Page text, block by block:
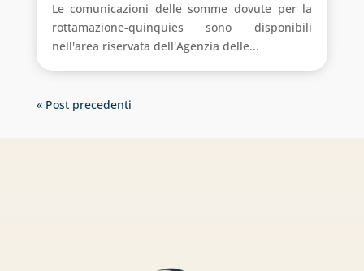
Le comunicazioni delle somme dovute per la
rottamazione-quinquies sono disponibili
nell'area riservata dell'Agenzia delle...
« Post precedenti